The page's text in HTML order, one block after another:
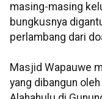
masing-masing
bungkusnya
perlambang dari
Masjid Wapauwe
yang dibangun